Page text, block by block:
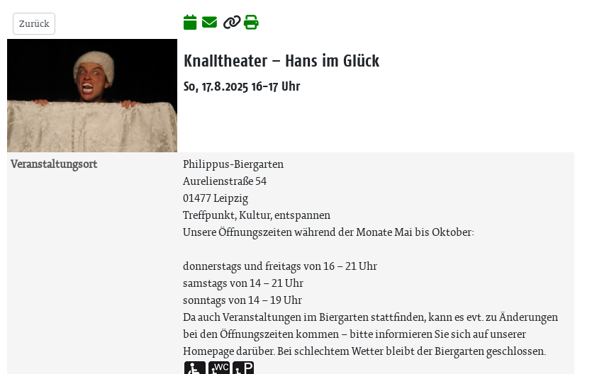
Zurück
Knalltheater – Hans im Glück
So, 17.8.2025 16-17 Uhr
Veranstaltungsort
Philippus-Biergarten
Aurelienstraße 54
01477 Leipzig
Treffpunkt, Kultur, entspannen
Unsere Öffnungszeiten während der Monate Mai bis Oktober:
donnerstags und freitags von 16 – 21 Uhr
samstags von 14 – 21 Uhr
sonntags von 14 – 19 Uhr
Da auch Veranstaltungen im Biergarten stattfinden, kann es evt. zu Änderungen
bei den Öffnungszeiten kommen – bitte informieren Sie sich auf unserer
Homepage darüber. Bei schlechtem Wetter bleibt der Biergarten geschlossen.